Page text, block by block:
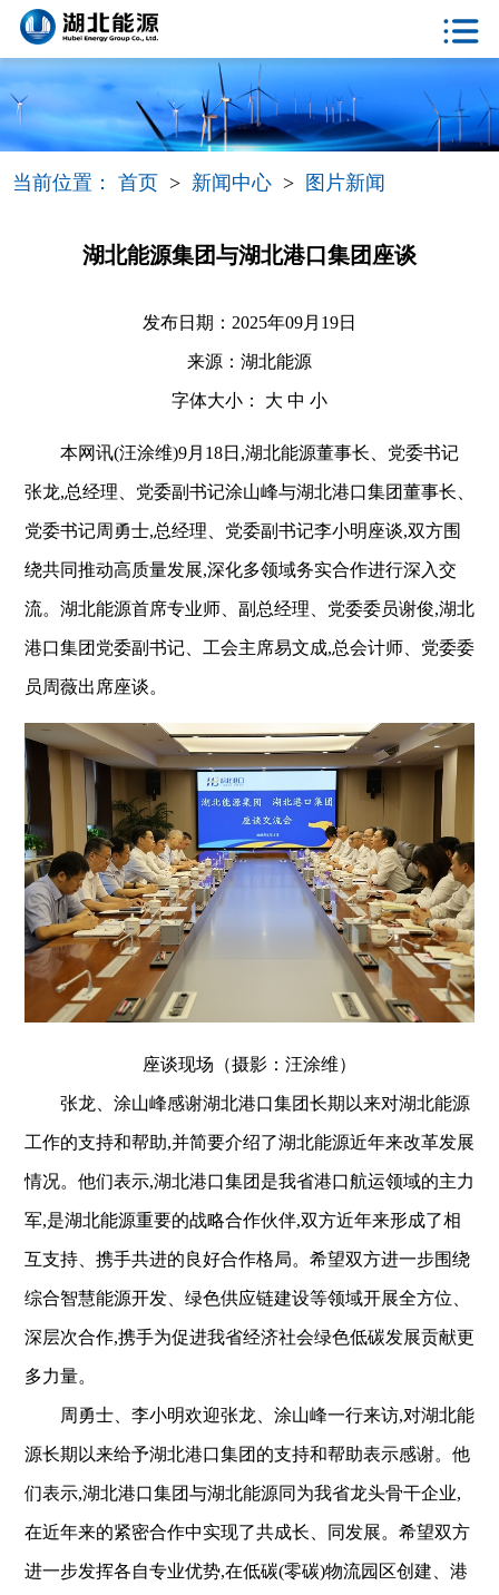
当前位置：首页 > 新闻中心 > 图片新闻
湖北能源集团与湖北港口集团座谈
发布日期：2025年09月19日
来源：湖北能源
字体大小： 大 中 小
本网讯(汪涂维)9月18日,湖北能源董事长、党委书记
张龙,总经理、党委副书记涂山峰与湖北港口集团董事长、
党委书记周勇士,总经理、党委副书记李小明座谈,双方围
绕共同推动高质量发展,深化多领域务实合作进行深入交
流。湖北能源首席专业师、副总经理、党委委员谢俊,湖北
港口集团党委副书记、工会主席易文成,总会计师、党委委
员周薇出席座谈。
座谈现场（摄影：汪涂维）
张龙、涂山峰感谢湖北港口集团长期以来对湖北能源
工作的支持和帮助,并简要介绍了湖北能源近年来改革发展
情况。他们表示,湖北港口集团是我省港口航运领域的主力
军,是湖北能源重要的战略合作伙伴,双方近年来形成了相
互支持、携手共进的良好合作格局。希望双方进一步围绕
综合智慧能源开发、绿色供应链建设等领域开展全方位、
深层次合作,携手为促进我省经济社会绿色低碳发展贡献更
多力量。
周勇士、李小明欢迎张龙、涂山峰一行来访,对湖北能
源长期以来给予湖北港口集团的支持和帮助表示感谢。他
们表示,湖北港口集团与湖北能源同为我省龙头骨干企业,
在近年来的紧密合作中实现了共成长、同发展。希望双方
进一步发挥各自专业优势,在低碳(零碳)物流园区创建、港